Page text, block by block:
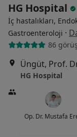
HG Hospital
İç hastalıkları,
Gastroenteroloji ·
86 görüş
HG Hospital
Op. Dr. Mustafa